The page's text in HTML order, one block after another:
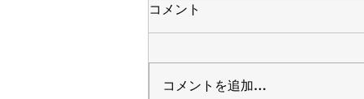
コメント
コメントを追加…